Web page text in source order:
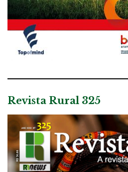
Revista Rural 325